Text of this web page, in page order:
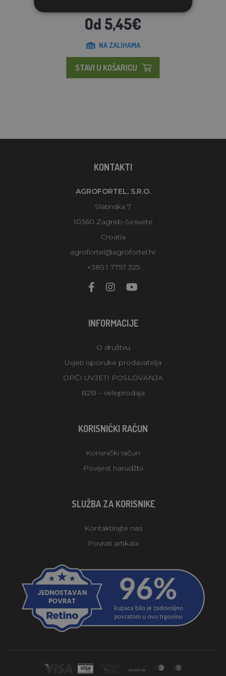
Od 5,45€
NA ZALIHAMA
STAVI U KOŠARICU
KONTAKTI
AGROFORTEL, S.R.O.
Slatinska 7
10360 Zagreb-Sesvete
Croatia
agrofortel@agrofortel.hr
+385 1 7757 325
INFORMACIJE
O društvu
Uvjeti isporuke prodavatelja
OPĆI UVJETI POSLOVANJA
B2B – veleprodaja
KORISNIČKI RAČUN
Korisnički račun
Povijest narudžbi
SLUŽBA ZA KORISNIKE
Kontaktirajte nas
Povrati artikala